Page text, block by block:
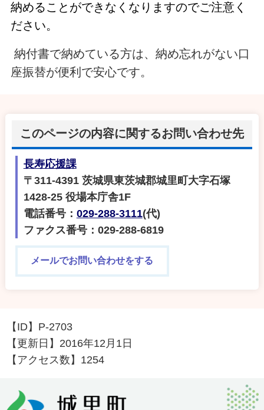
納めることができなくなりますのでご注意く
ださい。
納付書で納めている方は、納め忘れがない口
座振替が便利で安心です。
このページの内容に関するお問い合わせ先
長寿応援課
〒311-4391 茨城県東茨城郡城里町大字石塚
1428-25 役場本庁舎1F
電話番号： 029-288-3111(代)
ファクス番号：029-288-6819
メールでお問い合わせをする
【ID】 P-2703
【更新日】 2016年12月1日
【アクセス数】 1254